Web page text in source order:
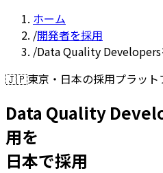
ホーム
/開発者を採用
/Data Quality
🇯🇵東京・日本の採用プラット
Data Quality
用を
日本で採用